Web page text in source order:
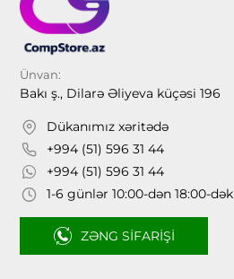
Ünvan:
Bakı ş., Dilarə Əliyeva küçəsi 196
Dükanımız xəritədə
+994 (51) 596 31 44
+994 (51) 596 31 44
1-6 günlər 10:00-dən 18:00-dək
ZƏNG SIFARIŞI